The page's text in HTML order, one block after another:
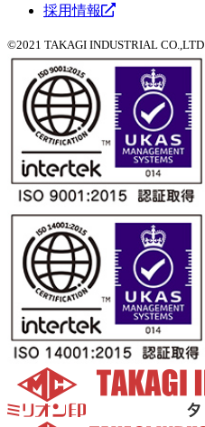
採用情報
©2021 TAKAGI INDUSTRIAL CO.,LTD